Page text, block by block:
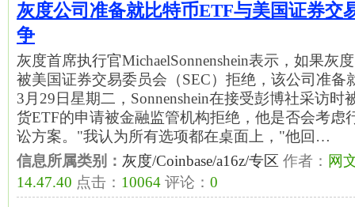
灰度公司准备就比特币ETF与美国证券交
争
灰度首席执行官MichaelSonnenshein表示，如果灰
被美国证券交易委员会（SEC）拒绝，该公司准备
3月29日星期二，Sonnenshein在接受彭博社采访
货ETF的申请被金融监管机构拒绝，他是否会考虑
讼方案。"我认为所有选项都在桌面上，"他回…
信息所属类别： 灰度/Coinbase/a16z/专区 作者： 网
14.47.40 点击： 10064 评论： 0